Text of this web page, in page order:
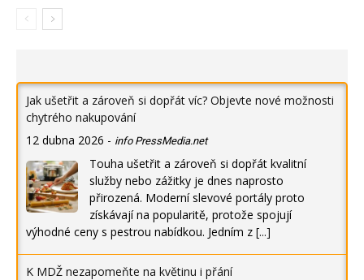
Jak ušetřit a zároveň si dopřát víc? Objevte nové možnosti
chytrého nakupování
12 dubna 2026 - info PressMedia.net
Touha ušetřit a zároveň si dopřát kvalitní
služby nebo zážitky je dnes naprosto
přirozená. Moderní slevové portály proto
získávají na popularitě, protože spojují
výhodné ceny s pestrou nabídkou. Jedním z [...]
K MDŽ nezapomeňte na květinu i přání